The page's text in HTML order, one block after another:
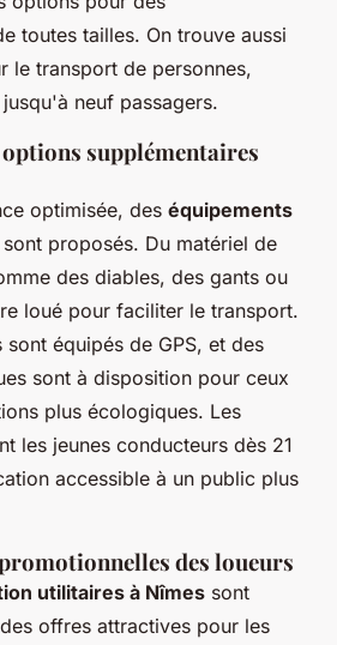
toutes tailles. On trouve aussi
le transport de personnes,
neuf passagers.
supplémentaires
optimisée, des équipements
sont proposés. Du matériel de
des diables, des gants ou
loué pour faciliter le transport.
sont équipés de GPS, et des
sont à disposition pour ceux
plus écologiques. Les
les jeunes conducteurs dès 21
accessible à un public plus
des loueurs
utilitaires à Nîmes sont
offres attractives pour les